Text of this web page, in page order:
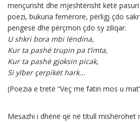
mençurisht dhe mjeshtërisht këtë
poezi, bukuria femërore, përligj çdo
pengesë dhe përçmon çdo sy ziliqar.
U shkri bora mbi lëndina,
Kur ta pashë trupin pa t’imta,
Kur ta pashë gjoksin picak,
Si ylber çerpikët hark...
(Poezia e tretë “Veç me fatin mos u
Mesazhi i dhënë që në titull mishërohet